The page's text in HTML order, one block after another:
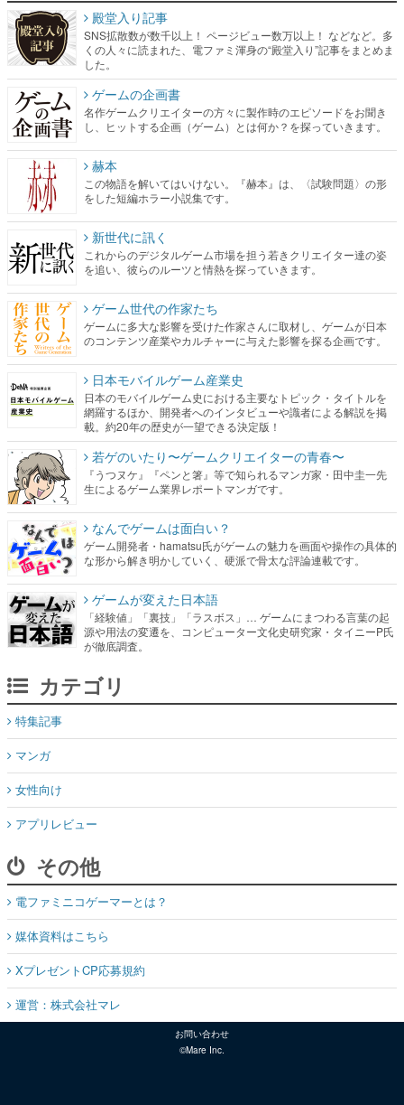
殿堂入り記事
SNS拡散数が数千以上！ ページビュー数万以上！ などなど。多
くの人々に読まれた、電ファミ渾身の“殿堂入り”記事をまとめま
した。
ゲームの企画書
名作ゲームクリエイターの方々に製作時のエピソードをお聞き
し、ヒットする企画（ゲーム）とは何か？を探っていきます。
赫本
この物語を解いてはいけない。『赫本』は、〈試験問題〉の形
をした短編ホラー小説集です。
新世代に訊く
これからのデジタルゲーム市場を担う若きクリエイター達の姿
を追い、彼らのルーツと情熱を探っていきます。
ゲーム世代の作家たち
ゲームに多大な影響を受けた作家さんに取材し、ゲームが日本
のコンテンツ産業やカルチャーに与えた影響を探る企画です。
日本モバイルゲーム産業史
日本のモバイルゲーム史における主要なトピック・タイトルを
網羅するほか、開発者へのインタビューや識者による解説を掲
載。約20年の歴史が一望できる決定版！
若ゲのいたり〜ゲームクリエイターの青春〜
『うつヌケ』『ペンと箸』等で知られるマンガ家・田中圭一先
生によるゲーム業界レポートマンガです。
なんでゲームは面白い？
ゲーム開発者・hamatsu氏がゲームの魅力を画面や操作の具体的
な形から解き明かしていく、硬派で骨太な評論連載です。
ゲームが変えた日本語
「経験値」「裏技」「ラスボス」… ゲームにまつわる言葉の起
源や用法の変遷を、コンピューター文化史研究家・タイニーP氏
が徹底調査。
カテゴリ
特集記事
マンガ
女性向け
アプリレビュー
その他
電ファミニコゲーマーとは？
媒体資料はこちら
XプレゼントCP応募規約
運営：株式会社マレ
お問い合わせ
©Mare Inc.